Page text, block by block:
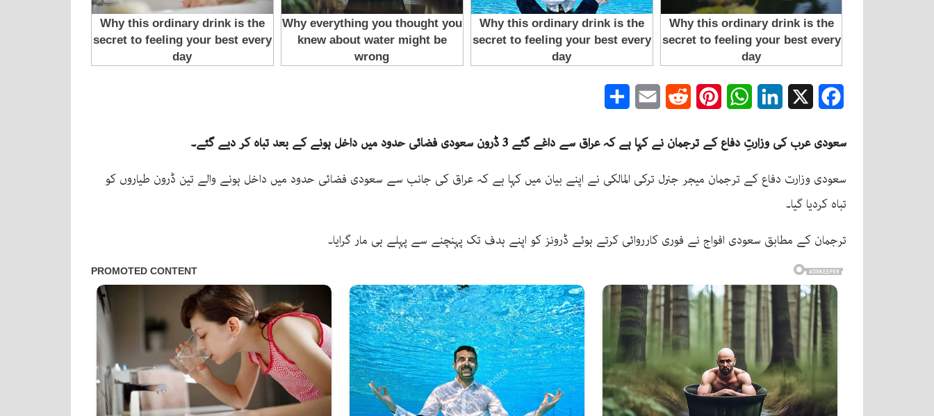
Facebook
LinkedIn
WhatsApp
Pinterest
Reddit
Email
سعودی عرب کی وزارتِ دفاع کے ترجمان نے کہا ہے کہ عراق سے داغے گئے 3 ڈرون سعودی فضائی حدود میں داخل ہونے کے بعد تباہ کر دیے گئے۔
سعودی وزارت دفاع کے ترجمان میجر جنرل ترکی المالکی نے اپنے بیان میں کہا ہے کہ عراق کی جانب سے سعودی فضائی حدود میں داخل ہونے والے تین ڈرون طیاروں کو
تباہ کردیا گیا۔
ترجمان کے مطابق سعودی افواج نے فوری کارروائی کرتے ہوئے ڈرونز کو اپنے ہدف تک پہنچنے سے پہلے ہی مار گرایا۔